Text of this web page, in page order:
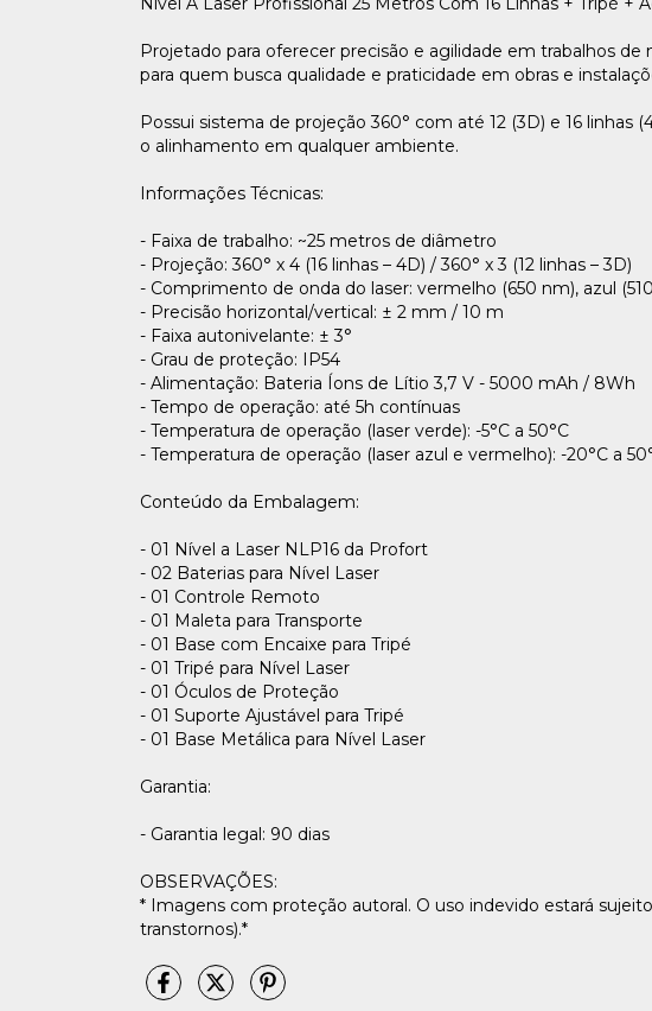
Projetado para oferecer precisão e agilidade em trabalhos
para quem busca qualidade e praticidade em obras e
Possui sistema de projeção 360° com até 12 (3D) e 16 linhas
o alinhamento em qualquer ambiente.
Informações Técnicas:
- Faixa de trabalho: ~25 metros de diâmetro
- Projeção: 360° x 4 (16 linhas – 4D) / 360° x 3 (12 linhas – 3D)
- Comprimento de onda do laser: vermelho (650 nm), azul
- Precisão horizontal/vertical: ± 2 mm / 10 m
- Faixa autonivelante: ± 3°
- Grau de proteção: IP54
- Alimentação: Bateria Íons de Lítio 3,7 V - 5000 mAh / 8Wh
- Tempo de operação: até 5h contínuas
- Temperatura de operação (laser verde): -5°C a 50°C
- Temperatura de operação (laser azul e vermelho): -20°C a
Conteúdo da Embalagem:
- 01 Nível a Laser NLP16 da Profort
- 02 Baterias para Nível Laser
- 01 Controle Remoto
- 01 Maleta para Transporte
- 01 Base com Encaixe para Tripé
- 01 Tripé para Nível Laser
- 01 Óculos de Proteção
- 01 Suporte Ajustável para Tripé
- 01 Base Metálica para Nível Laser
Garantia:
- Garantia legal: 90 dias
OBSERVAÇÕES:
* Imagens com proteção autoral. O uso indevido estará
transtornos).*